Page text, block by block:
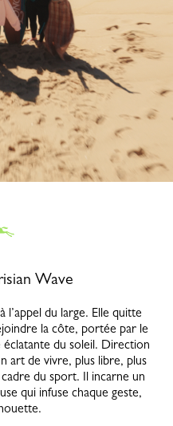
Wave
l’appel du large. Elle quitte
la côte, portée par le
éclatante du soleil. Direction
art de vivre, plus libre, plus
du sport. Il incarne un
qui infuse chaque geste,